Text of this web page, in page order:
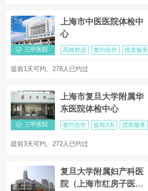
三甲医院
上海市中医医院体检中
心
高效舒适 签约合作 优质服务
提前1天可约、278人已约过
三甲医院
上海市复旦大学附属华
东医院体检中心
签约合作 提前3天 优质服务
提前3天可约、272人已约过
复旦大学附属妇产科医
院（上海市红房子医院